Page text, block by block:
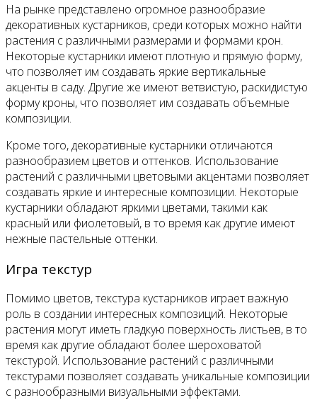
На рынке представлено огромное разнообразие
декоративных кустарников, среди которых можно найти
растения с различными размерами и формами крон.
Некоторые кустарники имеют плотную и прямую форму,
что позволяет им создавать яркие вертикальные
акценты в саду. Другие же имеют ветвистую, раскидистую
форму кроны, что позволяет им создавать объемные
композиции.
Кроме того, декоративные кустарники отличаются
разнообразием цветов и оттенков. Использование
растений с различными цветовыми акцентами позволяет
создавать яркие и интересные композиции. Некоторые
кустарники обладают яркими цветами, такими как
красный или фиолетовый, в то время как другие имеют
нежные пастельные оттенки.
Игра текстур
Помимо цветов, текстура кустарников играет важную
роль в создании интересных композиций. Некоторые
растения могут иметь гладкую поверхность листьев, в то
время как другие обладают более шероховатой
текстурой. Использование растений с различными
текстурами позволяет создавать уникальные композиции
с разнообразными визуальными эффектами.